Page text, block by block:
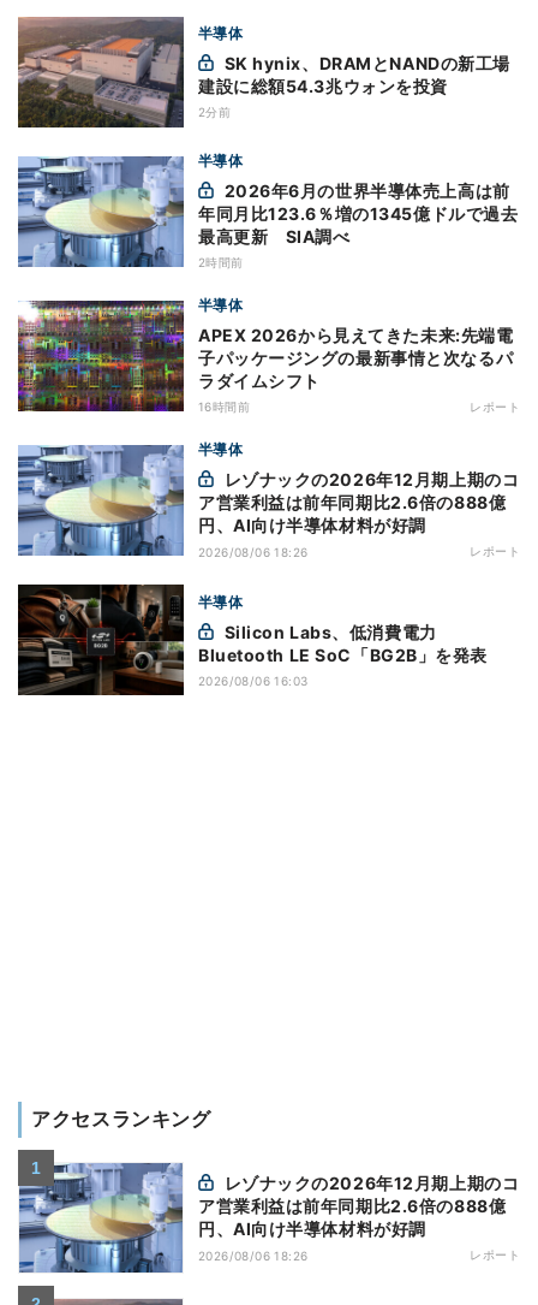
半導体
建設に総額54.3兆ウォンを投資
2分前
半導体
年同月比123.6％増の1345億ドルで過去
最高更新 SIA調べ
2時間前
半導体
APEX 2026から見えてきた未来:先端電
子パッケージングの最新事情と次なるパ
ラダイムシフト
16時間前 レポート
半導体
ア営業利益は前年同期比2.6倍の888億
円、AI向け半導体材料が好調
2026/08/06 18:26 レポート
半導体
Bluetooth LE SoC「BG2B」を発表
2026/08/06 16:03
アクセスランキング
ア営業利益は前年同期比2.6倍の888億
円、AI向け半導体材料が好調
2026/08/06 18:26 レポート